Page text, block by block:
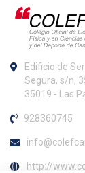
Edificio de
Segura, s/n,
35019 - Las
928360745
http://